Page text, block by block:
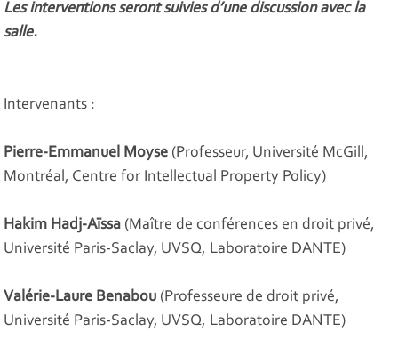
Les interventions seront suivies d’une discussion avec la
salle.
Intervenants :
Pierre-Emmanuel Moyse (Professeur, Université McGill,
Montréal, Centre for Intellectual Property Policy)
Hakim Hadj-Aïssa (Maître de conférences en droit privé,
Université Paris-Saclay, UVSQ, Laboratoire DANTE)
Valérie-Laure Benabou (Professeure de droit privé,
Université Paris-Saclay, UVSQ, Laboratoire DANTE)